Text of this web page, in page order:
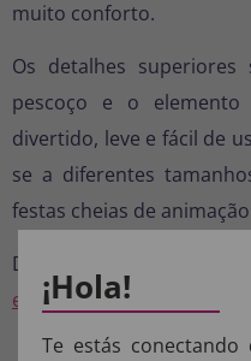
muito conforto.
Os detalhes
pescoço e o
divertido, leve e fácil de
se a diferentes
festas cheias de
Descobre mais modelos
engraçados para homem
¡Hola!
Te estás